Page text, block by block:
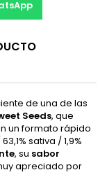
de una de las
Seeds, que
un formato rápido
sativa / 1,9%
, su sabor
apreciado por